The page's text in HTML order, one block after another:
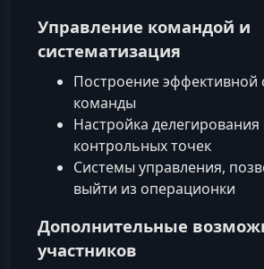
Управление командой и
систематизация
Построение эффективной
команды
Настройка делегирования
контрольных точек
Системы управления,
выйти из операционки
Дополнительные
участников